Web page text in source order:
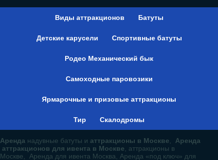
Виды аттракционов Батуты
Детские карусели Спортивные батуты
Родео Механический бык
Самоходные паровозики
Ярмарочные и призовые аттракционы
Тир Скалодромы
Аренда надувные батуты и аттракционы в Москве
Аренда
аттракционов для ивента в Москве , аттракционы в
Москве, Аренда для ивента Москва, Аренда «под ключ» для